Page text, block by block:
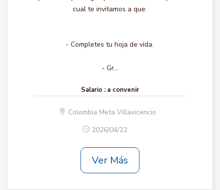
cual te invitamos a que:
- Completes tu hoja de vida.
- Gr...
Salario : a convenir
Colombia Meta Villavicencio
2026/04/22
Ver Más